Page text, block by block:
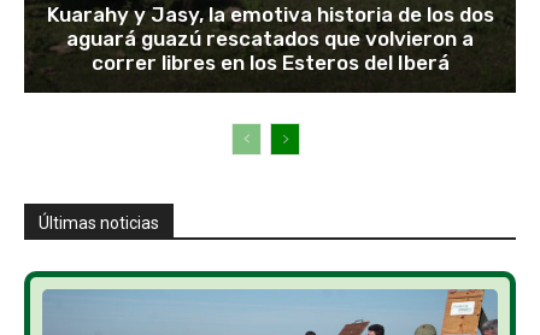
Kuarahy y Jasy, la emotiva historia de los dos
aguará guazú rescatados que volvieron a
correr libres en los Esteros del Iberá
Últimas noticias